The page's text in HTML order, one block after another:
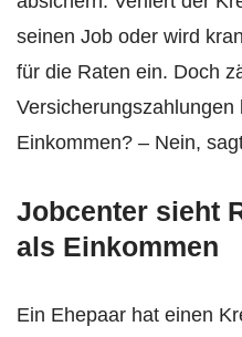
seinen Job oder wird
für die Raten ein. Doch
Einkommen? – Nein,
Jobcenter sieht
als Einkommen
Ein Ehepaar hat einen